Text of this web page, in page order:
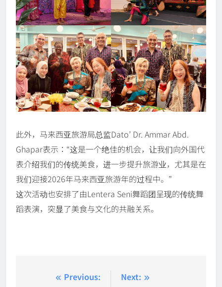
此外，马来西亚旅游局总监Dato’ Dr. Ammar Abd.
Ghapar表示：“这是一个绝佳的机会，让我们向外国代
表介绍我们的传统美食，进一步提升旅游业，尤其是在
我们迎接2026年马来西亚旅游年的过程中。”
这次活动也安排了由Lentera Seni舞蹈团呈现的传统舞
蹈表演，突显了美食与文化的共融关系。
Previous:
Next: